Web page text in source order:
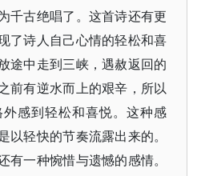
千古绝唱了。这首诗还有更
了诗人自己心情的轻松和喜
途中走到三峡，遇赦返回的
前有逆水而上的艰辛，所以
感到轻松和喜悦。这种感
以轻快的节奏流露出来的。
有一种惋惜与遗憾的感情。